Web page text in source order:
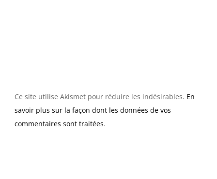
Ce site utilise Akismet pour réduire les indésirables. En
savoir plus sur la façon dont les données de vos
commentaires sont traitées.